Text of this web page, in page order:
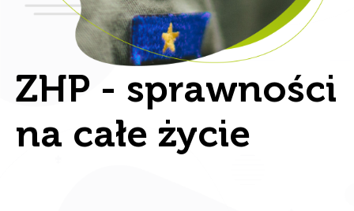
ZHP - sprawności
na całe życie